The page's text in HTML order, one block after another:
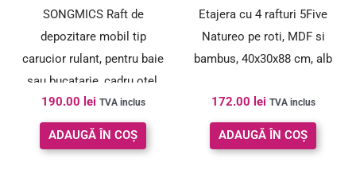
SONGMICS Raft de
depozitare mobil tip
carucior rulant, pentru baie
sau bucatarie, cadru otel,
32x43x74 cm, negru
190.00 lei TVA inclus
ADAUGĂ ÎN COȘ
Etajera cu 4 rafturi 5Five
Natureo pe roti, MDF si
bambus, 40x30x88 cm, alb
172.00 lei TVA inclus
ADAUGĂ ÎN COȘ